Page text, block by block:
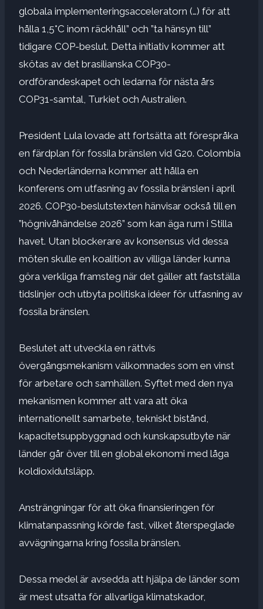
globala implementeringsacceleratorn (…) för att
hålla 1,5°C inom räckhåll” och ”ta hänsyn till”
tidigare COP-beslut. Detta initiativ kommer att
skötas av det brasilianska COP30-
ordförandeskapet och ledarna för nästa års
COP31-samtal, Turkiet och Australien.
President Lula lovade att fortsätta att förespråka
en färdplan för fossila bränslen vid G20. Colombia
och Nederländerna kommer att hålla en
konferens om utfasning av fossila bränslen i april
2026. COP30-beslutstexten hänvisar också till en
”högnivåhändelse 2026” som kan äga rum i Stilla
havet. Utan blockerare av konsensus vid dessa
möten skulle en koalition av villiga länder kunna
göra verkliga framsteg när det gäller att fastställa
tidslinjer och utbyta politiska idéer för utfasning av
fossila bränslen.
Beslutet att utveckla en rättvis
övergångsmekanism välkomnades som en vinst
för arbetare och samhällen. Syftet med den nya
mekanismen kommer att vara att öka
internationellt samarbete, tekniskt bistånd,
kapacitetsuppbyggnad och kunskapsutbyte när
länder går över till en global ekonomi med låga
koldioxidutsläpp.
Ansträngningar för att öka finansieringen för
klimatanpassning körde fast, vilket återspeglade
avvägningarna kring fossila bränslen.
Dessa medel är avsedda att hjälpa de länder som
är mest utsatta för allvarliga klimatskador,